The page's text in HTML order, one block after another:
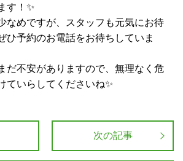
す！✨
なめですが、スタッフも元気にお待
ひ予約のお電話をお待ちしていま
だ不安がありますので、無理なく危
ていらしてくださいね✨
次の記事